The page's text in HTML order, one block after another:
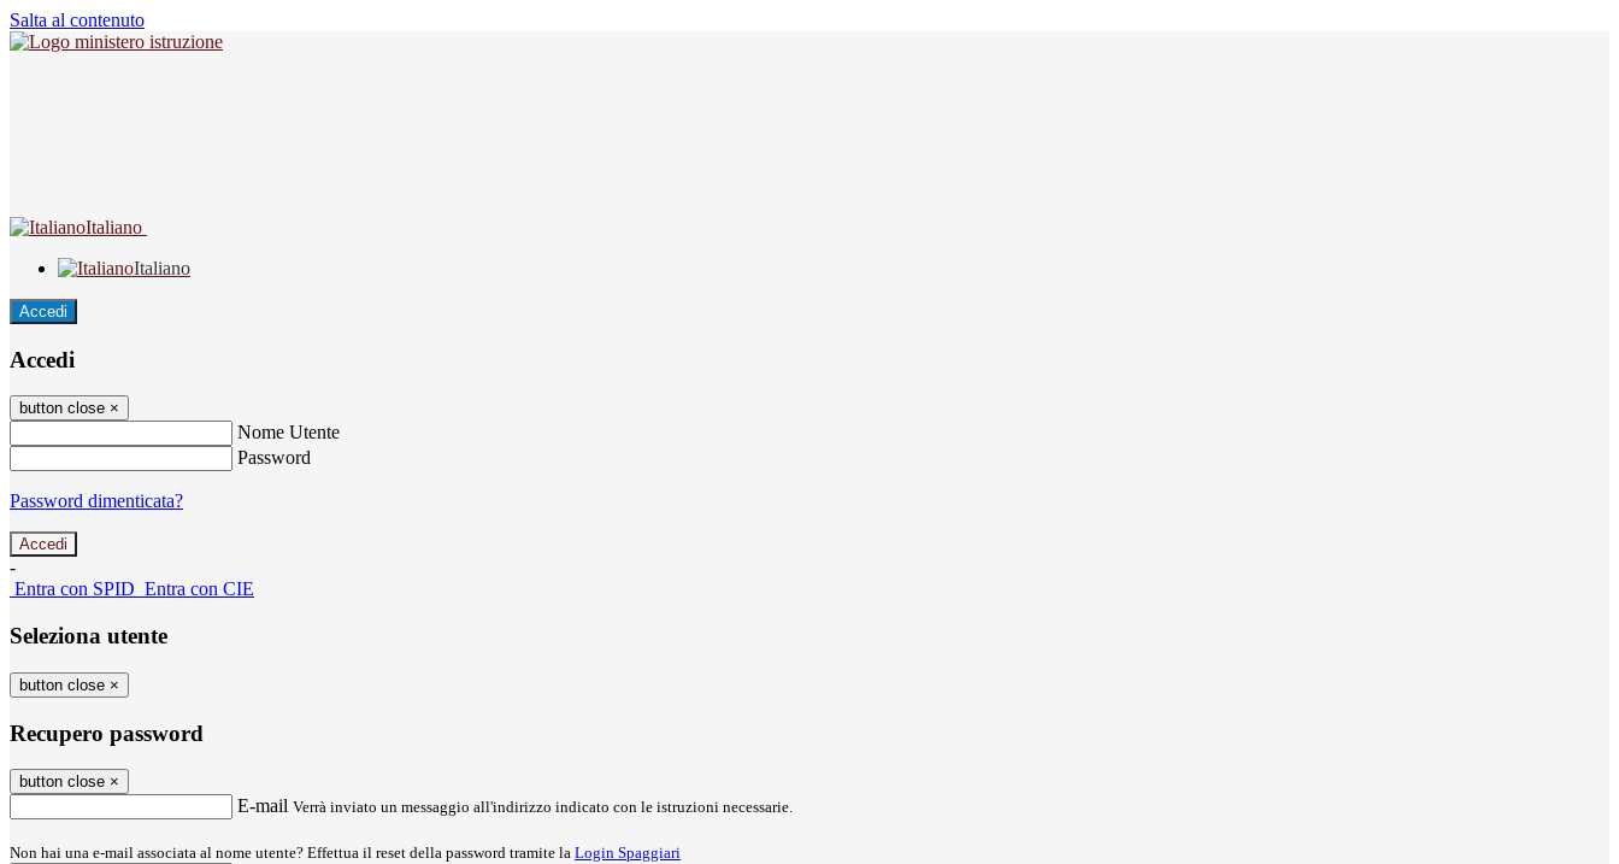
Salta al contenuto
Italiano
Italiano
Accedi
Accedi
button close ×
Nome Utente
Password
Password dimenticata?
-
Entra con SPID Entra con CIE
Seleziona utente
button close ×
Recupero password
button close ×
E-mail Verrà inviato un messaggio all'indirizzo indicato con le istruzioni necessarie.
Non hai una e-mail associata al nome utente? Effettua il reset della password tramite la Login Spaggiari